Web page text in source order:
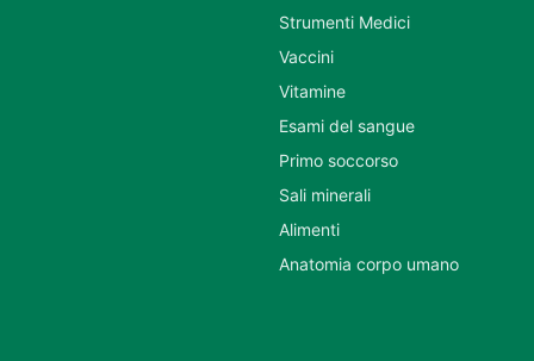
Strumenti Medici
Vaccini
Vitamine
Esami del sangue
Primo soccorso
Sali minerali
Alimenti
Anatomia corpo umano